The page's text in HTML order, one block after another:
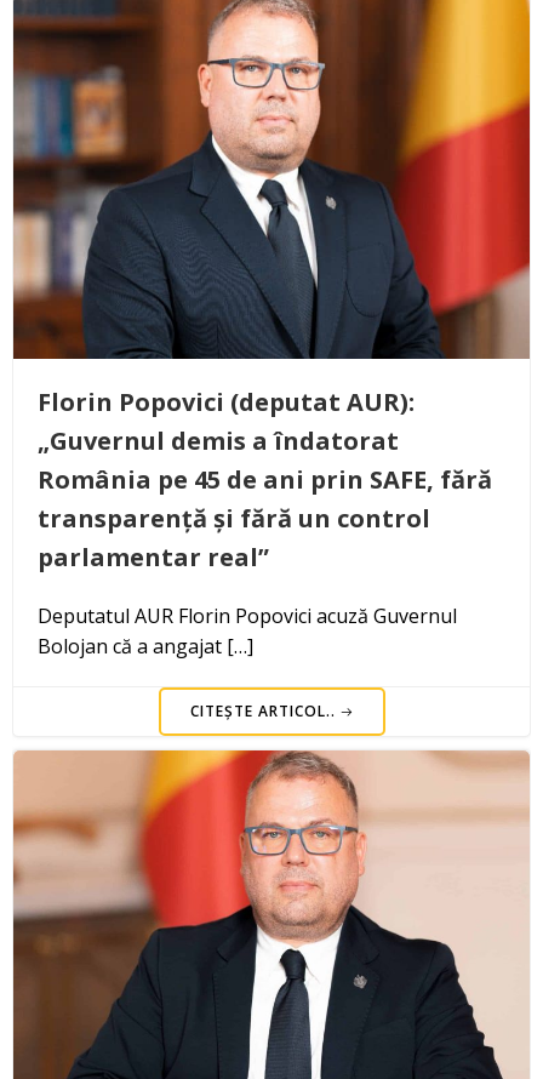
Florin Popovici (deputat AUR):
„Guvernul demis a îndatorat
România pe 45 de ani prin SAFE, fără
transparență și fără un control
parlamentar real”
Deputatul AUR Florin Popovici acuză Guvernul
Bolojan că a angajat […]
CITEȘTE ARTICOL..